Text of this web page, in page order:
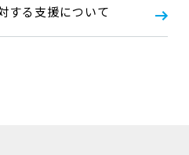
する支援について